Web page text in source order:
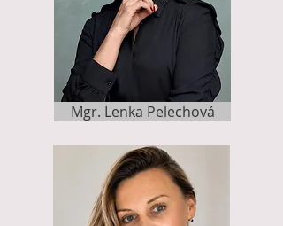
Mgr. Lenka Pelechová